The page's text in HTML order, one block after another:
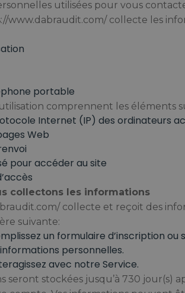
utilisées pour vous
www.dabraudit.com/ collecte les
portable
comprennent les éléments
Internet (IP) des ordinateurs
Web
pour accéder au site
collectons les informations
collecte et reçoit des
suivante:
un formulaire d’inscription ou
personnelles.
avec notre Service.
seront stockées jusqu’à 730 jour(s)